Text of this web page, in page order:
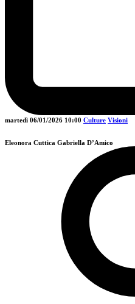
martedì 06/01/2026 10:00 Culture Visioni
Eleonora Cuttica Gabriella D’Amico